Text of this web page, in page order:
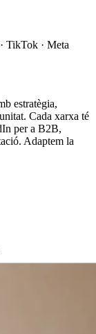
TikTok · Meta
estratègia,
Cada xarxa té
per a B2B,
Adaptem la